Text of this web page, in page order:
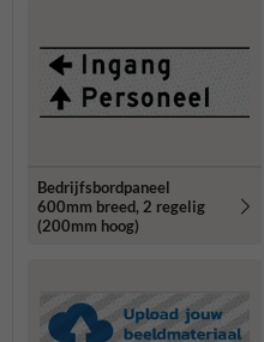
Bedrijfsbordpaneel
600mm breed, 2 regelig
(200mm hoog)